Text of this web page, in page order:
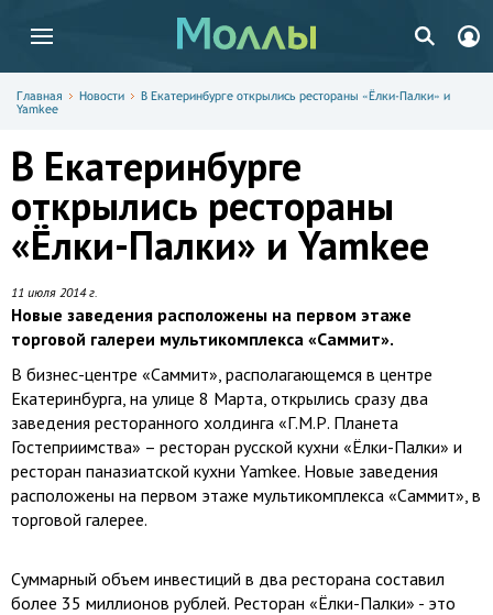
Главная Новости
В Екатеринбурге открылись рестораны «Ёлки-Палки» и
Yamkee
В Екатеринбурге
открылись рестораны
«Ёлки-Палки» и Yamkee
11 июля 2014 г.
Новые заведения расположены на первом этаже
торговой галереи мультикомплекса «Саммит».
В бизнес-центре «Саммит», располагающемся в центре
Екатеринбурга, на улице 8 Марта, открылись сразу два
заведения ресторанного холдинга «Г.М.Р. Планета
Гостеприимства» – ресторан русской кухни «Ёлки-Палки» и
ресторан паназиатской кухни Yamkee. Новые заведения
расположены на первом этаже мультикомплекса «Саммит», в
торговой галерее.
Суммарный объем инвестиций в два ресторана составил
более 35 миллионов рублей. Ресторан «Ёлки-Палки» - это